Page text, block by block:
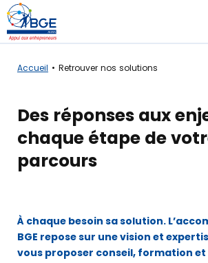
Accueil Retrouver nos solutions
Des réponses aux
chaque étape de
parcours
À chaque besoin sa solution.
BGE repose sur une vision et
vous proposer conseil, formation et